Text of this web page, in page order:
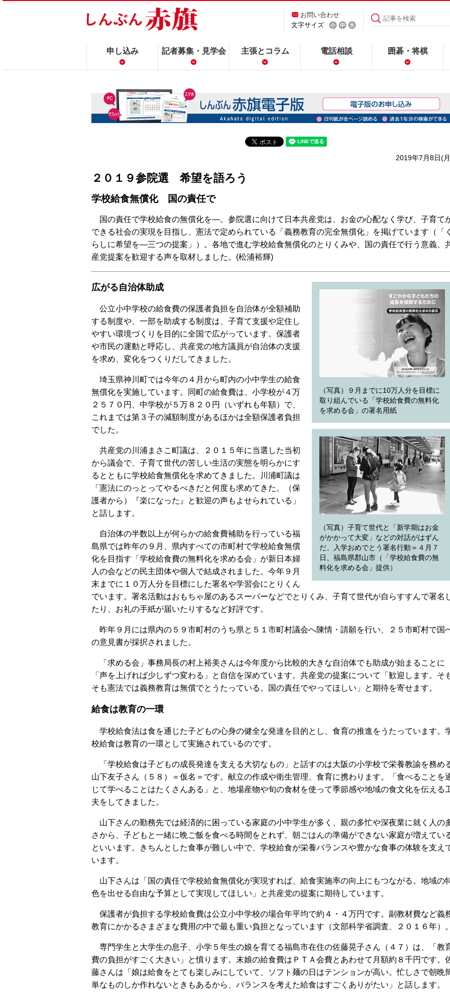
お問い合わせ
文字サイズ
申し込み 記者募集・見学会 主張とコラム 電話相談 囲碁・将棋
2019年7月8日(
２０１９参院選 希望を語ろう
学校給食無償化 国の責任で
国の責任で学校給食の無償化を―。参院選に向けて日本共産党は、お金の心配なく学び、子育て
できる社会の実現を目指し、憲法で定められている「義務教育の完全無償化」を掲げています（「
らしに希望を―三つの提案」）。各地で進む学校給食無償化のとりくみや、国の責任で行う意義、
産党提案を歓迎する声を取材しました。(松浦裕輝)
（写真）９月までに10万人分を目標に
取り組んでいる「学校給食費の無料化
を求める会」の署名用紙
（写真）子育て世代と「新学期はお金
がかかって大変」などの対話がはずん
だ、入学おめでとう署名行動＝４月７
日、福島県郡山市（「学校給食費の無
料化を求める会」提供）
広がる自治体助成
公立小中学校の給食費の保護者負担を自治体が全額補助
する制度や、一部を助成する制度は、子育て支援や定住し
やすい環境づくりを目的に全国で広がっています。保護者
や市民の運動と呼応し、共産党の地方議員が自治体の支援
を求め、変化をつくりだしてきました。
埼玉県神川町では今年の４月から町内の小中学生の給食
無償化を実施しています。同町の給食費は、小学校が４万
２５７０円、中学校が５万８２０円（いずれも年額）で、
これまでは第３子の減額制度があるほかは全額保護者負担
でした。
共産党の川浦まさこ町議は、２０１５年に当選した当初
から議会で、子育て世代の苦しい生活の実態を明らかにす
るとともに学校給食無償化を求めてきました。川浦町議は
「憲法にのっとってやるべきだと何度も求めてきた。（保
護者から）『楽になった』と歓迎の声もよせられている」
と話します。
自治体の半数以上が何らかの給食費補助を行っている福
島県では昨年の９月、県内すべての市町村で学校給食無償
化を目指す「学校給食費の無料化を求める会」が新日本婦
人の会などの民主団体や個人で結成されました。今年９月
末までに１０万人分を目標にした署名や学習会にとりくん
でいます。署名活動はおもちゃ屋のあるスーパーなどでとりくみ、子育て世代が自らすすんで署名
たり、お礼の手紙が届いたりするなど好評です。
昨年９月には県内の５９市町村のうち県と５１市町村議会へ陳情・請願を行い、２５市町村で国
の意見書が採択されました。
「求める会」事務局長の村上裕美さんは今年度から比較的大きな自治体でも助成が始まることに
「声を上げれば少しずつ変わる」と自信を深めています。共産党の提案について「歓迎します。そ
そも憲法では義務教育は無償でとうたっている。国の責任でやってほしい」と期待を寄せます。
給食は教育の一環
学校給食法は食を通じた子どもの心身の健全な発達を目的とし、食育の推進をうたっています。
校給食は教育の一環として実施されているのです。
「学校給食は子どもの成長発達を支える大切なもの」と話すのは大阪の小学校で栄養教諭を務め
山下友子さん（５８）＝仮名＝です。献立の作成や衛生管理、食育に携わります。「食べることを
じて学べることはたくさんある」と、地場産物や旬の食材を使って季節感や地域の食文化を伝える
夫をしてきました。
山下さんの勤務先では経済的に困っている家庭の小中学生が多く、親の多忙や深夜業に就く人の
さから、子どもと一緒に晩ご飯を食べる時間をとれず、朝ごはんの準備ができない家庭が増えてい
といいます。きちんとした食事が難しい中で、学校給食が栄養バランスや豊かな食事の体験を支え
います。
山下さんは「国の責任で学校給食無償化が実現すれば、給食実施率の向上にもつながる。地域の
色を出せる自由な予算として実現してほしい」と共産党の提案に期待しています。
保護者が負担する学校給食費は公立小中学校の場合年平均で約４・４万円です。副教材費など義
教育にかかるさまざまな費用の中で最も重い負担となっています（文部科学省調査、２０１６年）
専門学生と大学生の息子、小学５年生の娘を育てる福島市在住の佐藤晃子さん（４７）は、「教
費の負担がすごく大きい」と憤ります。末娘の給食費はＰＴＡ会費とあわせて月額約８千円です。
藤さんは「娘は給食をとても楽しみにしていて、ソフト麺の日はテンションが高い。忙しさで朝晩
単なものしか作れないときもあるから、バランスを考えた給食はすごくありがたい」と話します。